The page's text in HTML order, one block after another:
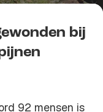
Kopieer link
bij
92 mensen is